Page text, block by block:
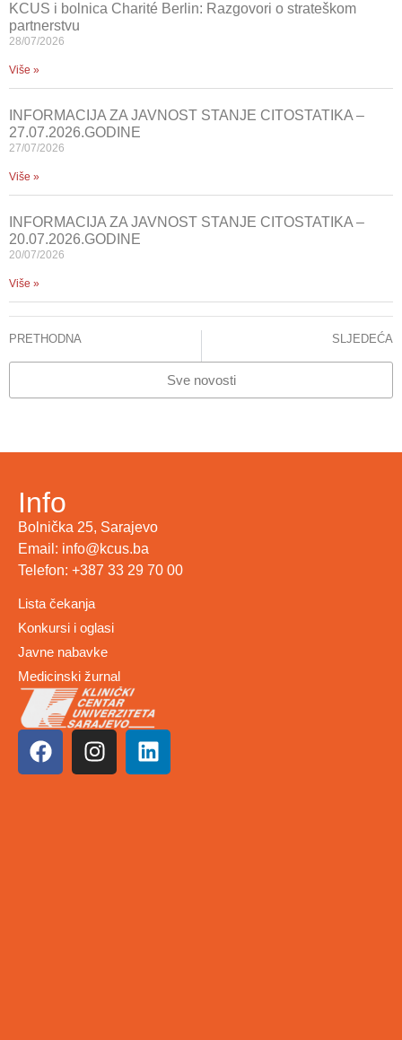
KCUS i bolnica Charité Berlin: Razgovori o strateškom
partnerstvu
28/07/2026
Više »
INFORMACIJA ZA JAVNOST STANJE CITOSTATIKA –
27.07.2026.GODINE
27/07/2026
Više »
INFORMACIJA ZA JAVNOST STANJE CITOSTATIKA –
20.07.2026.GODINE
20/07/2026
Više »
PRETHODNA SLJEDEĆA
Sve novosti
Info
Bolnička 25, Sarajevo
Email: info@kcus.ba
Telefon: +387 33 29 70 00
Lista čekanja
Konkursi i oglasi
Javne nabavke
Medicinski žurnal